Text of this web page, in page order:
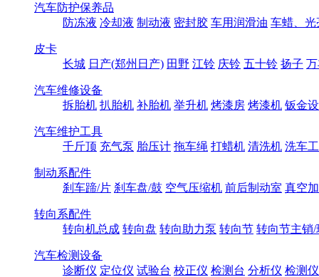
汽车防护保养品
防冻液 冷却液 制动液 密封胶 车用润滑油 车蜡、光
皮卡
长城 日产(郑州日产) 田野 江铃 庆铃 五十铃 扬子
汽车维修设备
拆胎机 扒胎机 补胎机 举升机 烤漆房 烤漆机 钣金
汽车维护工具
千斤顶 充气泵 胎压计 拖车绳 打蜡机 清洗机 洗车
制动系配件
刹车蹄/片 刹车盘/鼓 空气压缩机 前后制动室 真空
转向系配件
转向机总成 转向盘 转向助力泵 转向节 转向节主销/
汽车检测设备
诊断仪 定位仪 试验台 校正仪 检测台 分析仪 检测仪